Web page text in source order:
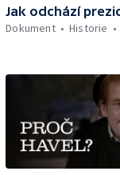
Jak odchází
Dokument
Historie